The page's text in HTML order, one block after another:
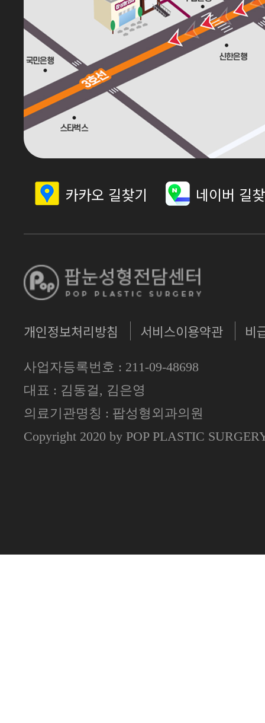
카카오 길찾기 네이버 길
개인정보처리방침 서비스이용약관 비
사업자등록번호 : 211-09-48698
대표 : 김동걸, 김은영
의료기관명칭 : 팝성형외과의원
Copyright 2020 by POP PLASTIC